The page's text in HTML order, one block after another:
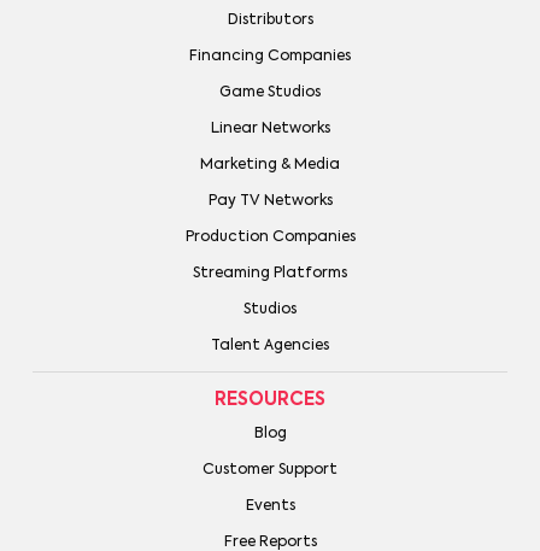
Distributors
Financing Companies
Game Studios
Linear Networks
Marketing & Media
Pay TV Networks
Production Companies
Streaming Platforms
Studios
Talent Agencies
RESOURCES
Blog
Customer Support
Events
Free Reports